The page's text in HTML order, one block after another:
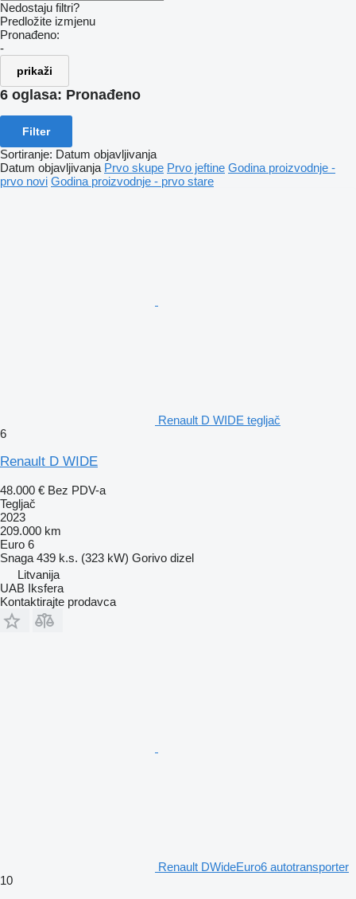
Nedostaju filtri?
Predložite izmjenu
Pronađeno:
-
prikaži
6 oglasa: Pronađeno
Filter
Sortiranje: Datum objavljivanja
Datum objavljivanja Prvo skupe Prvo jeftine Godina proizvodnje -
prvo novi Godina proizvodnje - prvo stare
Renault D WIDE tegljač
6
Renault D WIDE
48.000 € Bez PDV-a
Tegljač
2023
209.000 km
Euro 6
Snaga 439 k.s. (323 kW) Gorivo dizel
Litvanija
UAB Iksfera
Kontaktirajte prodavca
Renault DWideEuro6 autotransporter
10